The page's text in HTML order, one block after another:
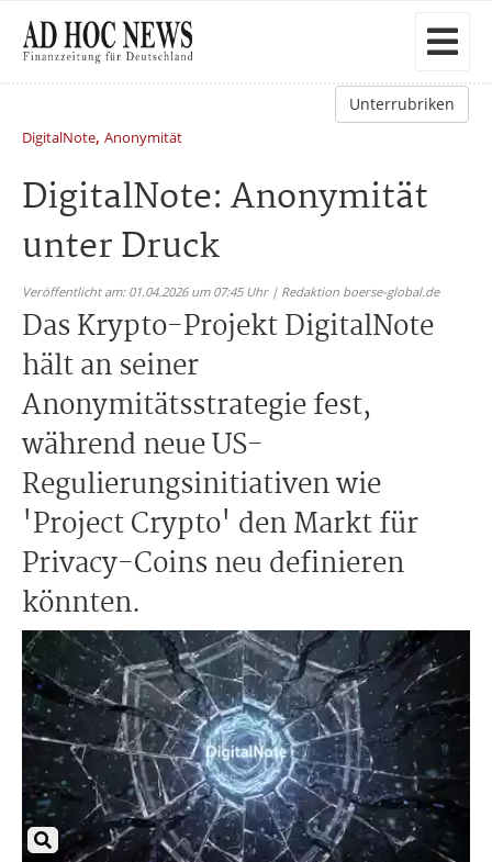
Unterrubriken
DigitalNote, Anonymität
DigitalNote: Anonymität
unter Druck
Veröffentlicht am: 01.04.2026 um 07:45 Uhr | Redaktion boerse-global.de
Das Krypto-Projekt DigitalNote
hält an seiner
Anonymitätsstrategie fest,
während neue US-
Regulierungsinitiativen wie
'Project Crypto' den Markt für
Privacy-Coins neu definieren
könnten.